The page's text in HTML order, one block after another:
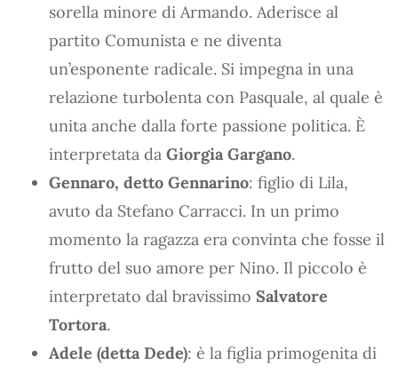
sorella minore di Armando. Aderisce al
partito Comunista e ne diventa
un’esponente radicale. Si impegna in una
relazione turbolenta con Pasquale, al quale è
unita anche dalla forte passione politica. È
interpretata da Giorgia Gargano.
Gennaro, detto Gennarino: figlio di Lila,
avuto da Stefano Carracci. In un primo
momento la ragazza era convinta che fosse il
frutto del suo amore per Nino. Il piccolo è
interpretato dal bravissimo Salvatore
Tortora.
Adele (detta Dede): è la figlia primogenita di